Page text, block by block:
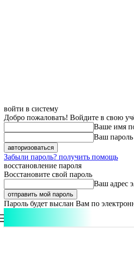
войти в систему
Добро пожаловать! Войдите в свою
Ваше имя
Ваш пароль
Забыли пароль? получить помощь
восстановление пароля
Восстановите свой пароль
Ваш адрес
Пароль будет выслан Вам по